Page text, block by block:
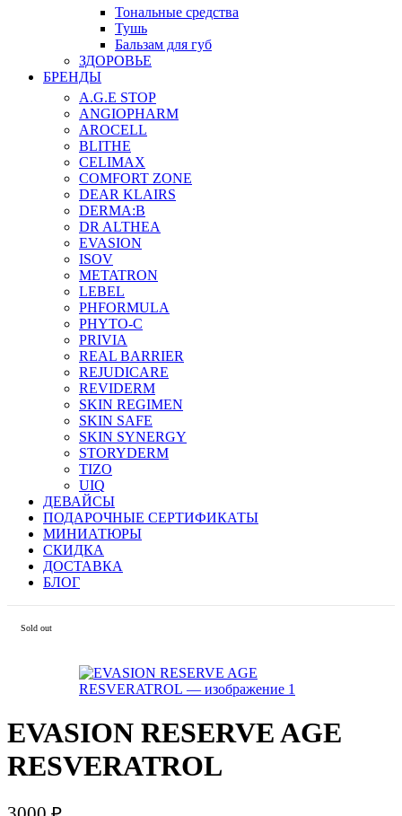
Тональные средства
Тушь
Бальзам для губ
ЗДОРОВЬЕ
БРЕНДЫ
A.G.E STOP
ANGIOPHARM
AROCELL
BLITHE
CELIMAX
COMFORT ZONE
DEAR KLAIRS
DERMA:B
DR ALTHEA
EVASION
ISOV
METATRON
LEBEL
PHFORMULA
PHYTO-C
PRIVIA
REAL BARRIER
REJUDICARE
REVIDERM
SKIN REGIMEN
SKIN SAFE
SKIN SYNERGY
STORYDERM
TIZO
UIQ
ДЕВАЙСЫ
ПОДАРОЧНЫЕ СЕРТИФИКАТЫ
МИНИАТЮРЫ
СКИДКА
ДОСТАВКА
БЛОГ
Sold out
EVASION RESERVE AGE
RESVERATROL